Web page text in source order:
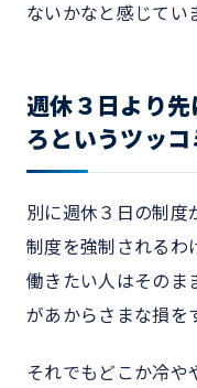
ないかなと感じてい
週休３日より
ろというツッコ
別に週休３日の制度
制度を強制されるわ
働きたい人はそのま
があからさまな損を
それでもどこか冷や